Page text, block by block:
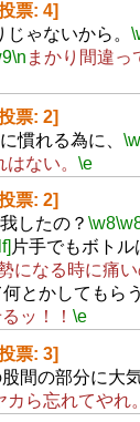
票: 4]
ゃないから。
\n まかり間違っ
票: 2]
慣れる為に、
はない。 \e
票: 2]
したの？ \w8
片手でもボトル
になる時に痛い
とかしてもら
ッ！！ \e
票: 3]
間の部分に大
ら忘れてやれ。